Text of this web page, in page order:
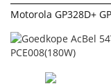
Motorola GP328D+